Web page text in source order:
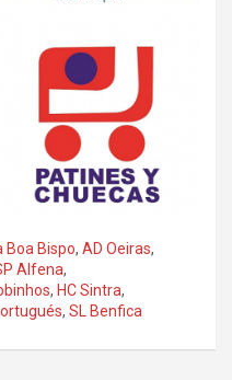
Boa Bispo, AD Oeiras,
Alfena,
, HC Sintra,
, SL Benfica